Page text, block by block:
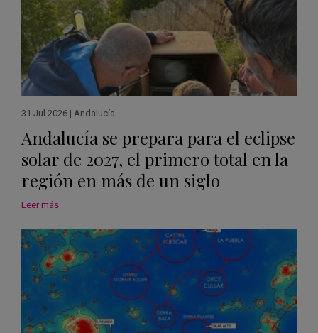
31 Jul 2026 | Andalucía
Andalucía se prepara para el eclipse
solar de 2027, el primero total en la
región en más de un siglo
Leer más